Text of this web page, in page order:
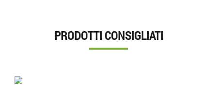
PRODOTTI CONSIGLIATI